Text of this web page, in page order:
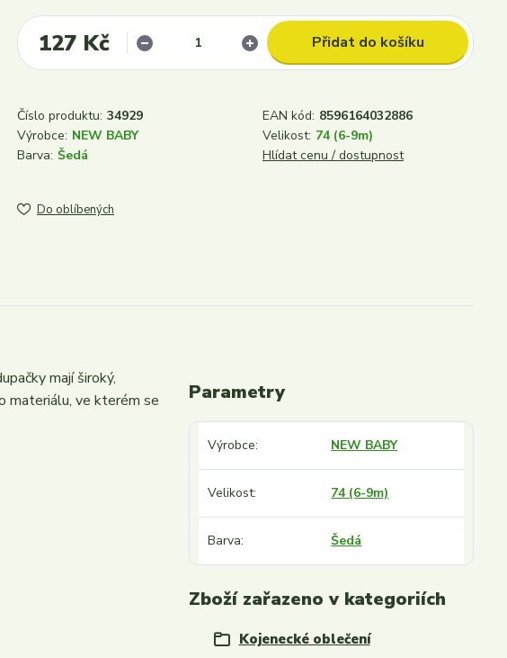
127 Kč Přidat do košíku
Číslo produktu: 34929 EAN kód: 8596164032886
Výrobce: NEW BABY Velikost: 74 (6-9m)
Barva: Šedá Hlídat cenu / dostupnost
Do oblíbených
mají široký,
materiálu, ve kterém se
Parametry
Výrobce NEW BABY
Velikost 74 (6-9m)
Barva Šedá
Zboží zařazeno v kategoriích
Kojenecké oblečení